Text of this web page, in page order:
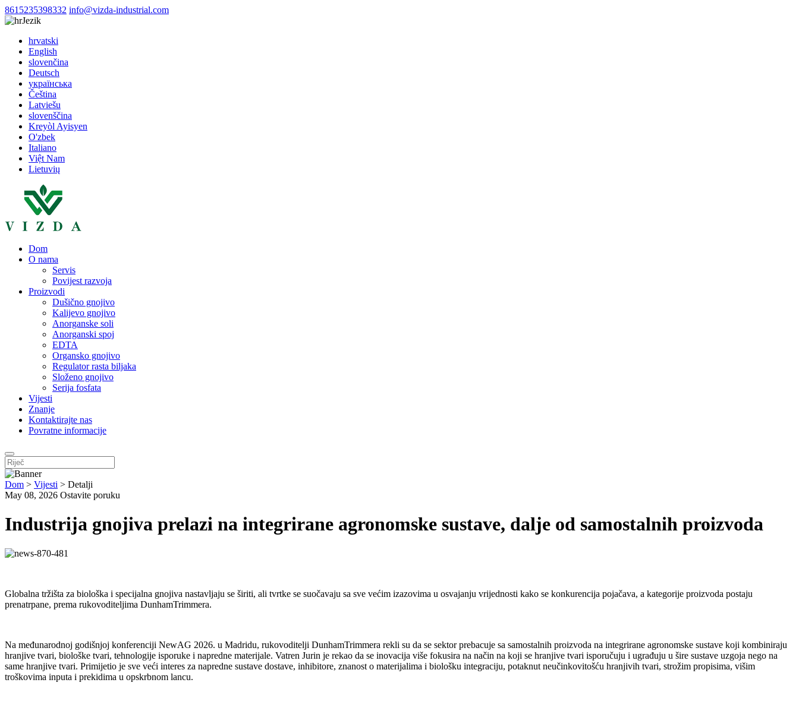
8615235398332 info@vizda-industrial.com
Jezik
hrvatski
English
slovenčina
Deutsch
українська
Čeština
Latviešu
slovenščina
Kreyòl Ayisyen
O'zbek
Italiano
Việt Nam
Lietuvių
Dom
O nama
Servis
Povijest razvoja
Proizvodi
Dušično gnojivo
Kalijevo gnojivo
Anorganske soli
Anorganski spoj
EDTA
Organsko gnojivo
Regulator rasta biljaka
Složeno gnojivo
Serija fosfata
Vijesti
Znanje
Kontaktirajte nas
Povratne informacije
Dom > Vijesti > Detalji
May 08, 2026 Ostavite poruku
Industrija gnojiva prelazi na integrirane agronomske sustave, dalje od samostalnih proizvoda
Globalna tržišta za biološka i specijalna gnojiva nastavljaju se širiti, ali tvrtke se suočavaju sa sve većim izazovima u osvajanju vrijednosti kako se konkurencija pojačava, a kategorije proizvoda postaju
prenatrpane, prema rukovoditeljima DunhamTrimmera.
Na međunarodnoj godišnjoj konferenciji NewAG 2026. u Madridu, rukovoditelji DunhamTrimmera rekli su da se sektor prebacuje sa samostalnih proizvoda na integrirane agronomske sustave koji kombiniraju
hranjive tvari, biološke tvari, tehnologije isporuke i napredne materijale. Vatren Jurin je rekao da se inovacija više fokusira na način na koji se hranjive tvari isporučuju i ugrađuju u šire sustave uzgoja nego na
same hranjive tvari. Primijetio je sve veći interes za napredne sustave dostave, inhibitore, znanost o materijalima i biološku integraciju, potaknut neučinkovitošću hranjivih tvari, strožim propisima, višim
troškovima inputa i prekidima u opskrbnom lancu.